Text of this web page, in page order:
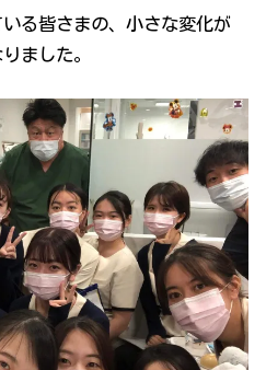
る皆さまの、小さな変化が
ました。